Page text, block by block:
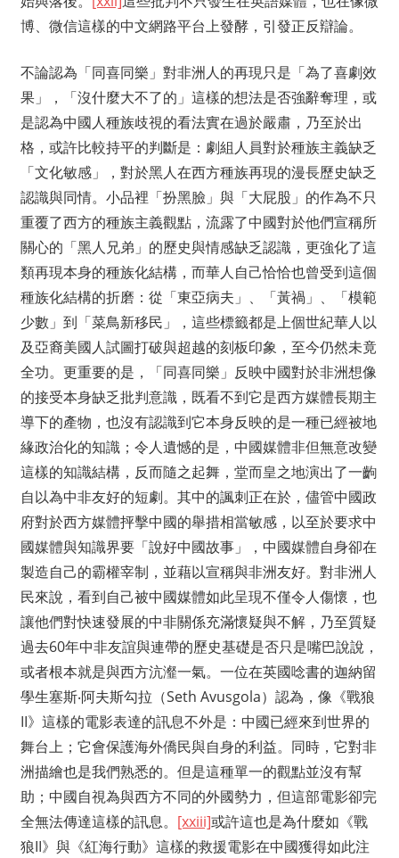
博、微信這樣的中文網路平台上發酵，引發正反辯論。
不論認為「同喜同樂」對非洲人的再現只是「為了喜劇效
果」，「沒什麼大不了的」這樣的想法是否強辭奪理，或
是認為中國人種族歧視的看法實在過於嚴肅，乃至於出
格，或許比較持平的判斷是：劇組人員對於種族主義缺乏
「文化敏感」，對於黑人在西方種族再現的漫長歷史缺乏
認識與同情。小品裡「扮黑臉」與「大屁股」的作為不只
重覆了西方的種族主義觀點，流露了中國對於他們宣稱所
關心的「黑人兄弟」的歷史與情感缺乏認識，更強化了這
類再現本身的種族化結構，而華人自己恰恰也曾受到這個
種族化結構的折磨：從「東亞病夫」、「黃禍」、「模範
少數」到「菜鳥新移民」，這些標籤都是上個世紀華人以
及亞裔美國人試圖打破與超越的刻板印象，至今仍然未竟
全功。更重要的是，「同喜同樂」反映中國對於非洲想像
的接受本身缺乏批判意識，既看不到它是西方媒體長期主
導下的產物，也沒有認識到它本身反映的是一種已經被地
緣政治化的知識；令人遺憾的是，中國媒體非但無意改變
這樣的知識結構，反而隨之起舞，堂而皇之地演出了一齣
自以為中非友好的短劇。其中的諷刺正在於，儘管中國政
府對於西方媒體抨擊中國的舉措相當敏感，以至於要求中
國媒體與知識界要「說好中國故事」，中國媒體自身卻在
製造自己的霸權宰制，並藉以宣稱與非洲友好。對非洲人
民來說，看到自己被中國媒體如此呈現不僅令人傷懷，也
讓他們對快速發展的中非關係充滿懷疑與不解，乃至質疑
過去60年中非友誼與連帶的歷史基礎是否只是嘴巴說說，
或者根本就是與西方沆瀣一氣。一位在英國唸書的迦納留
學生塞斯‧阿夫斯勾拉（Seth Avusgola）認為，像《戰狼
II》這樣的電影表達的訊息不外是：中國已經來到世界的
舞台上；它會保護海外僑民與自身的利益。同時，它對非
洲描繪也是我們熟悉的。但是這種單一的觀點並沒有幫
助；中國自視為與西方不同的外國勢力，但這部電影卻完
全無法傳達這樣的訊息。 [xxiii]或許這也是為什麼如《戰
狼II》與《紅海行動》這樣的救援電影在中國獲得如此注